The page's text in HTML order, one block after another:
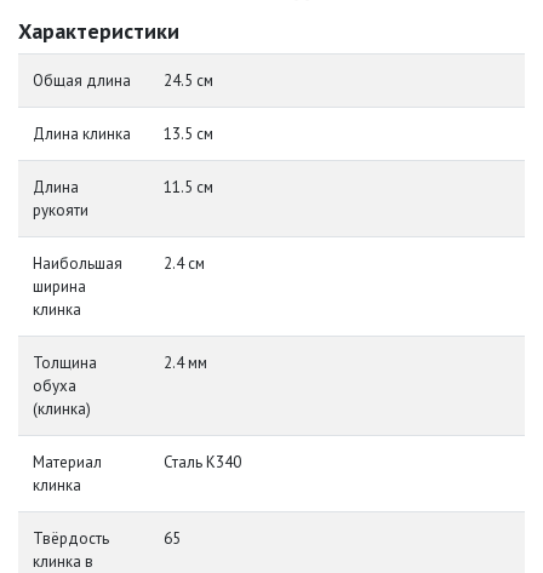
Характеристики
Общая длина 24.5 см
Длина клинка 13.5 см
Длина
рукояти
11.5 см
Наибольшая
ширина
клинка
2.4 см
Толщина
обуха
(клинка)
2.4 мм
Материал
клинка
Сталь K340
Твёрдость
клинка в
65